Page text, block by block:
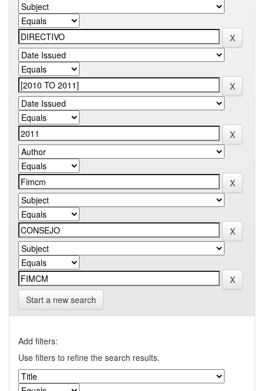
Start a new search
Add filters:
Use filters to refine the search results.